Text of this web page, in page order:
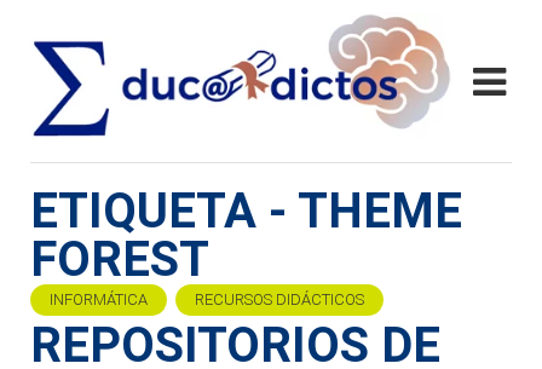
ETIQUETA - THEME
FOREST
INFORMÁTICA RECURSOS DIDÁCTICOS
REPOSITORIOS DE